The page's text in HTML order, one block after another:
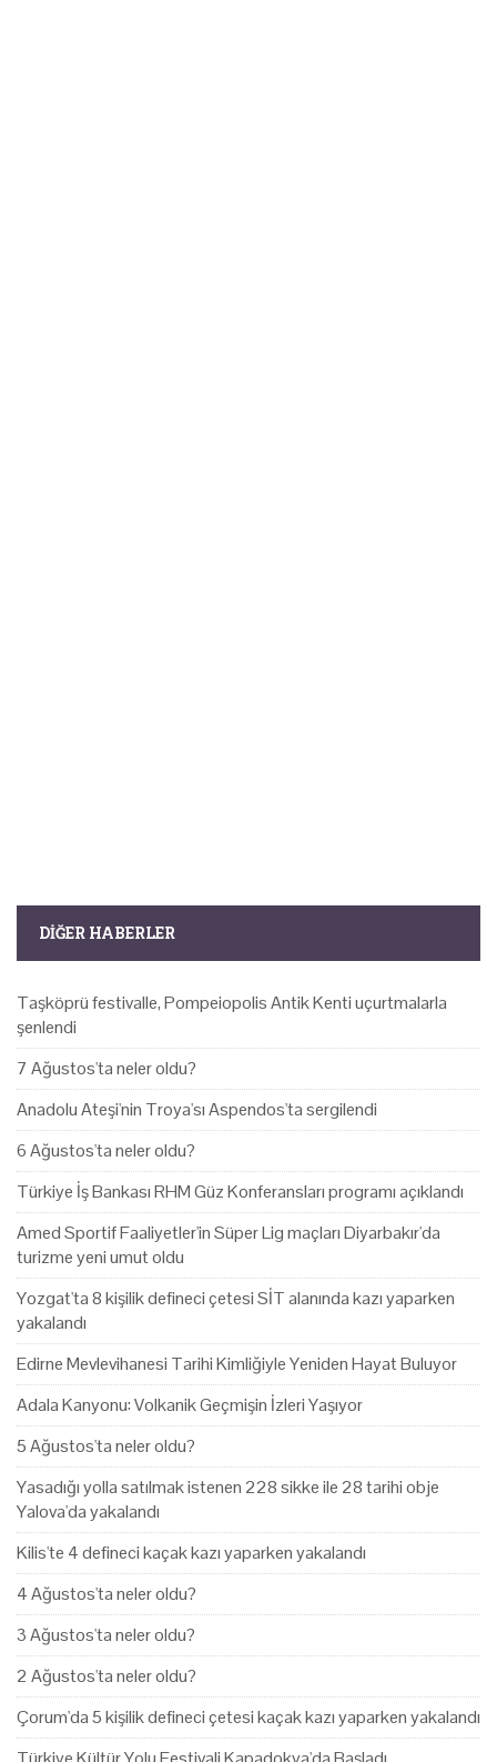
DIĞER HABERLER
Taşköprü festivalle, Pompeiopolis Antik Kenti uçurtmalarla
şenlendi
7 Ağustos'ta neler oldu?
Anadolu Ateşi'nin Troya'sı Aspendos'ta sergilendi
6 Ağustos'ta neler oldu?
Türkiye İş Bankası RHM Güz Konferansları programı açıklandı
Amed Sportif Faaliyetler'in Süper Lig maçları Diyarbakır'da
turizme yeni umut oldu
Yozgat'ta 8 kişilik defineci çetesi SİT alanında kazı yaparken
yakalandı
Edirne Mevlevihanesi Tarihi Kimliğiyle Yeniden Hayat Buluyor
Adala Kanyonu: Volkanik Geçmişin İzleri Yaşıyor
5 Ağustos'ta neler oldu?
Yasadığı yolla satılmak istenen 228 sikke ile 28 tarihi obje
Yalova'da yakalandı
Kilis'te 4 defineci kaçak kazı yaparken yakalandı
4 Ağustos'ta neler oldu?
3 Ağustos'ta neler oldu?
2 Ağustos'ta neler oldu?
Çorum'da 5 kişilik defineci çetesi kaçak kazı yaparken yakalandı